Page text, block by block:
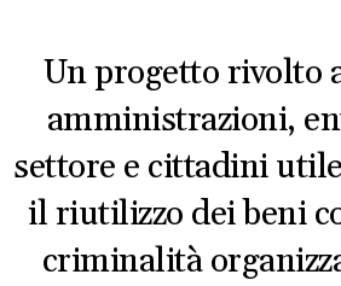
Un progetto rivolto
amministrazioni,
settore e cittadini
il riutilizzo dei beni
criminalità